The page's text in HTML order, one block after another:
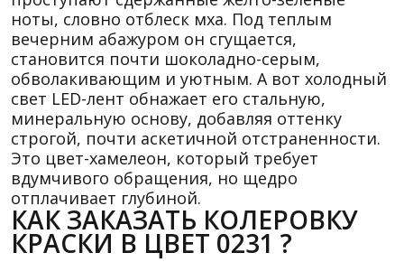
ноты, словно отблеск мха. Под теплым
вечерним абажуром он сгущается,
становится почти шоколадно-серым,
обволакивающим и уютным. А вот холодный
свет LED-лент обнажает его стальную,
минеральную основу, добавляя оттенку
строгой, почти аскетичной отстраненности.
Это цвет-хамелеон, который требует
вдумчивого обращения, но щедро
отплачивает глубиной.
КАК ЗАКАЗАТЬ КОЛЕРОВКУ
КРАСКИ В ЦВЕТ 0231 ?